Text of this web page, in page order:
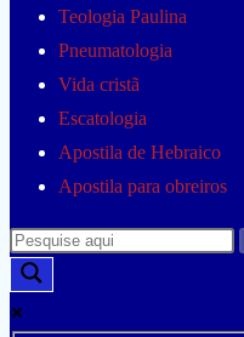
Teologia Paulina
Pneumatologia
Vida cristã
Escatologia
Apostila de Hebraico
Apostila para obreiros